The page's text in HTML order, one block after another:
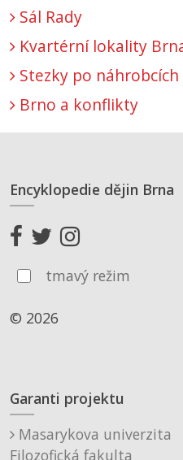
Sál Rady
Kvartérní lokality
Stezky po
Brno a konflikty
Encyklopedie dějin Brna
tmavý režim
© 2026
Garanti projektu
Masarykova univerzita
Filozofická fakulta